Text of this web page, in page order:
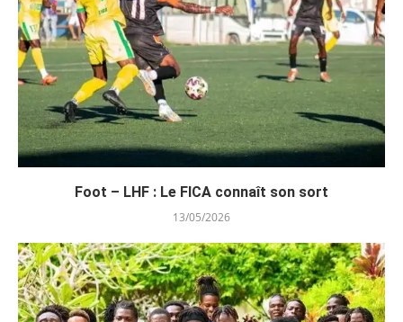
Foot – LHF : Le FICA connaît son sort
13/05/2026